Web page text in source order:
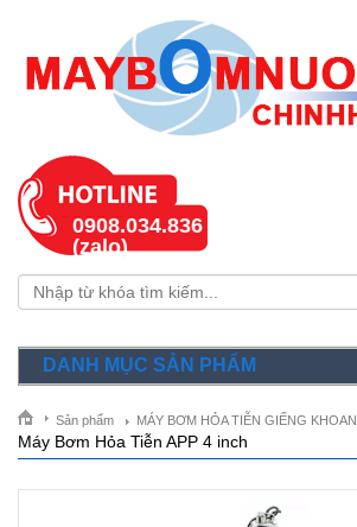
0908.034.836
(zalo)
DANH MỤC SẢN PHẨM
Sản phẩm MÁY BƠM HỎA TIỄN GIẾNG KHOAN
Máy Bơm Hỏa Tiễn APP 4 inch